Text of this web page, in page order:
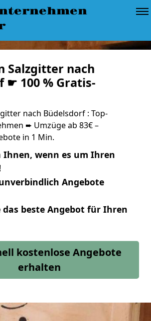
Salzgitter nach
☛ 100 % Gratis-
nach Büdelsdorf : Top-
➨ Umzüge ab 83€ –
in 1 Min.
Ihnen, wenn es um Ihren
Angebote
das beste Angebot für Ihren
kostenlose Angebote
erhalten